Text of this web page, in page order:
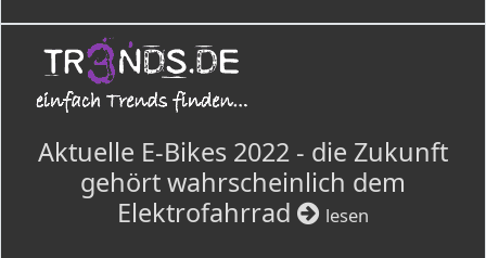
Aktuelle E-Bikes 2022 - die Zukunft
gehört wahrscheinlich dem
Elektrofahrrad
lesen